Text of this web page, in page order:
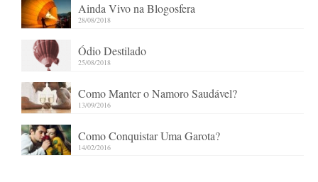
Ainda Vivo na Blogosfera
28/08/2018
Ódio Destilado
25/08/2018
Como Manter o Namoro Saudável?
13/09/2016
Como Conquistar Uma Garota?
14/02/2016